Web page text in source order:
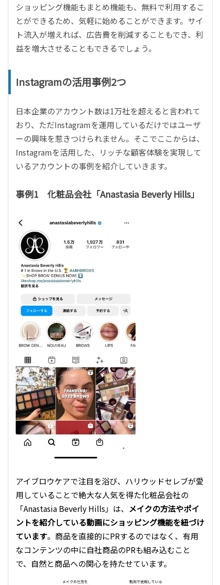
ショッピング機能もまとめ機能も、無料で利用するこ
とができるため、気軽に始めることができます。サイ
ト流入が増えれば、広告費を削減することもでき、利
益を増大させることもできるでしょう。
Instagramの活用事例2つ
日本企業のアカウント数は1万社を超えると言われて
おり、ただInstagramを運用しているだけではユーザ
ーの興味を惹きつけられません。そこでここからは、
Instagramを活用した、リッチな顧客体験を実現して
いるアカウントの事例を紹介していきます。
事例1 化粧品会社「Anastasia Beverly Hills」
アイブロウケアで注目を浴び、ハリウッドセレブが愛
用していることで絶大な人気を得た化粧品会社の
「Anastasia Beverly Hills」は、 メイクの方法やポイ
ントを紹介している動画にショッピング機能を紐づけ
ています。商品を直接的にPRするのではなく、有用
なコンテンツの中に自社商品のPRも組み込むこと
で、自然と商品への関心を持たせています。